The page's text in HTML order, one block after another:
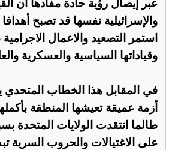
عبر إيصال رؤية حادة مفادها أن
والإسرائيلية نفسها قد تصبح أهدافا
استمر التصعيد والاعمال
وقياداتها السياسية والعسكرية
في المقابل هذا الخطاب
أزمة عميقة تعيشها المنطقة
طالما انتقدت الولايات المتحدة
على الاغتيالات والحروب السرية